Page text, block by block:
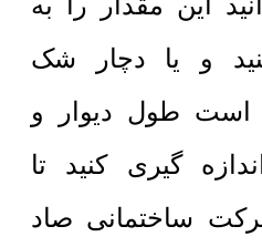
و یا دچار شک
است طول دیوار و
گیری کنید تا
ساختمانی صاد